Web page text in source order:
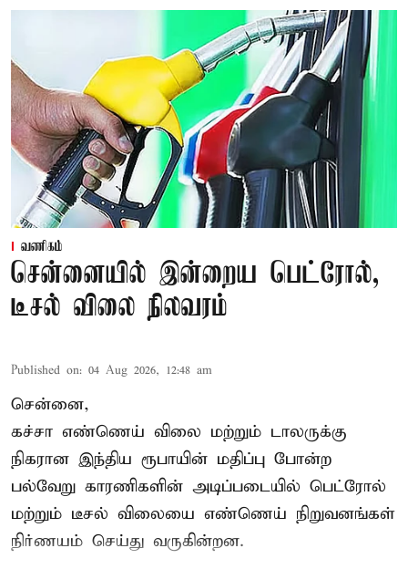
வணிகம்
சென்னையில் இன்றைய பெட்ரோல்,
டீசல் விலை நிலவரம்
Published on: 04 Aug 2026, 12:48 am
சென்னை,
கச்சா எண்ணெய் விலை மற்றும் டாலருக்கு
நிகரான இந்திய ரூபாயின் மதிப்பு போன்ற
பல்வேறு காரணிகளின் அடிப்படையில் பெட்ரோல்
மற்றும் டீசல் விலையை எண்ணெய் நிறுவனங்கள்
நிர்ணயம் செய்து வருகின்றன.